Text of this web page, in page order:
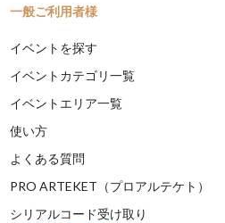
一般ご利用者様
イベントを探す
イベントカテゴリ一覧
イベントエリア一覧
使い方
よくある質問
PRO ARTEKET（プロアルテケト）
シリアルコード受け取り